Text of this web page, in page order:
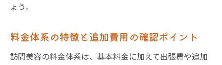
ょう。
料金体系の特徴と追加費用の確認ポイント
訪問美容の料金体系は、基本料金に加えて出張費や追加